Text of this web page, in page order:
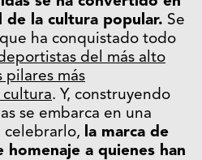
de la cultura popular. Se
ha conquistado todo
del más alto
pilares más
. Y, construyendo
se embarca en una
celebrarlo, la marca de
homenaje a quienes han